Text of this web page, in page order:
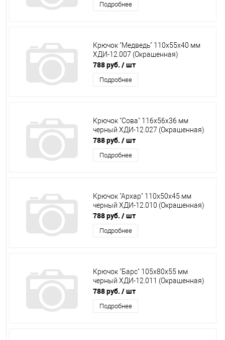
Подробнее
Крючок "Медведь" 110х55х40 мм
ХДИ-12.007 (Окрашенная)
788 руб. / шт
Подробнее
Крючок "Сова" 116х56х36 мм
черный ХДИ-12.027 (Окрашенная)
788 руб. / шт
Подробнее
Крючок "Архар" 110х50х45 мм
черный ХДИ-12.010 (Окрашенная)
788 руб. / шт
Подробнее
Крючок "Барс" 105х80х55 мм
черный ХДИ-12.011 (Окрашенная)
788 руб. / шт
Подробнее